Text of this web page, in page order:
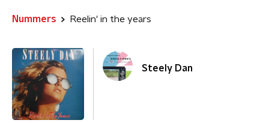
Nummers Reelin' in the years
Steely Dan